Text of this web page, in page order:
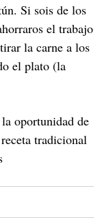
Si sois de los
el trabajo
la carne a los
el plato (la
oportunidad de
tradicional